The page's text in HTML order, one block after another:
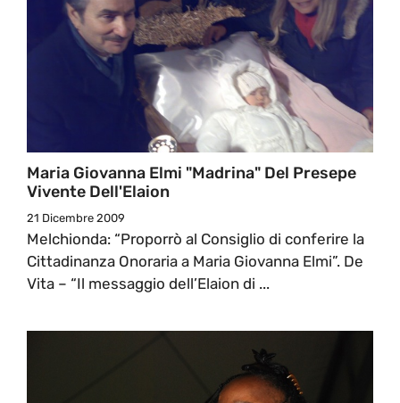
Maria Giovanna Elmi "madrina" Del Presepe
Vivente Dell'Elaion
21 Dicembre 2009
Melchionda: “Proporrò al Consiglio di conferire la
Cittadinanza Onoraria a Maria Giovanna Elmi”. De
Vita – “Il messaggio dell’Elaion di ...